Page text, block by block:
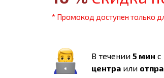
* Промокод доступен только
В течении 5 мин с
центра или